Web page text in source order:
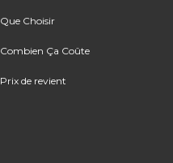
Que Choisir
Combien Ça Coûte
Prix de revient